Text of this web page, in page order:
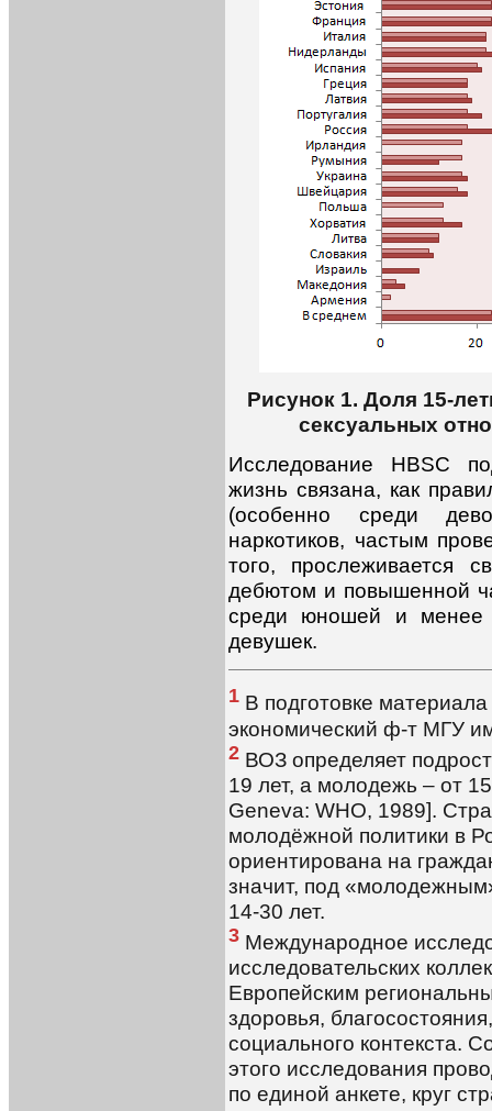
Рисунок 1. Доля 15-
сексуальных
Исследование HBSC
жизнь связана, как
(особенно среди
наркотиков, частым
того, прослеживается
дебютом и повышенной
среди юношей и менее
девушек.
1 В подготовке
экономический ф-т МГУ
2 ВОЗ определяет
19 лет, а молодежь – от
Geneva: WHO, 1989].
молодёжной политики в
ориентирована на
значит, под
14-30 лет.
3 Международное
исследовательских
Европейским
здоровья,
социального контекста.
этого исследования
по единой анкете, круг